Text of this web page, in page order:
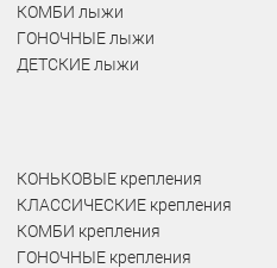
КОМБИ лыжи
ГОНОЧНЫЕ лыжи
ДЕТСКИЕ лыжи
КОНЬКОВЫЕ крепления
КЛАССИЧЕСКИЕ крепления
КОМБИ крепления
ГОНОЧНЫЕ крепления